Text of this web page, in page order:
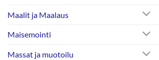
Maalit ja Maalaus
Maisemointi
Massat ja muotoilu